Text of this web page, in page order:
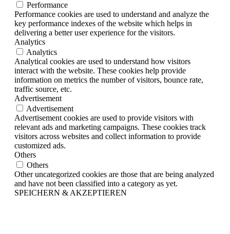
Performance
Performance cookies are used to understand and analyze the
key performance indexes of the website which helps in
delivering a better user experience for the visitors.
Analytics
Analytics
Analytical cookies are used to understand how visitors
interact with the website. These cookies help provide
information on metrics the number of visitors, bounce rate,
traffic source, etc.
Advertisement
Advertisement
Advertisement cookies are used to provide visitors with
relevant ads and marketing campaigns. These cookies track
visitors across websites and collect information to provide
customized ads.
Others
Others
Other uncategorized cookies are those that are being analyzed
and have not been classified into a category as yet.
SPEICHERN & AKZEPTIEREN